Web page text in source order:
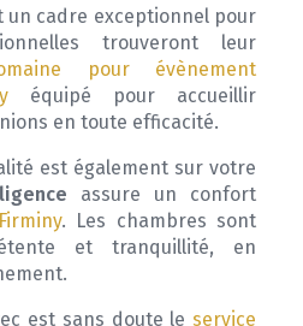
cadre exceptionnel pour
trouveront leur
pour évènement
équipé pour accueillir
en toute efficacité.
est également sur votre
assure un confort
. Les chambres sont
et tranquillité, en
est sans doute le service